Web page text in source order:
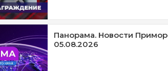
Панорама. Новости
05.08.2026